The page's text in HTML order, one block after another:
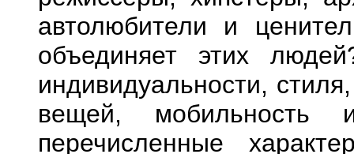
автолюбители и
объединяет этих
индивидуальности,
вещей, мобильность
перечисленные